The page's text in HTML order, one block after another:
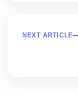
NEXT ARTICLE